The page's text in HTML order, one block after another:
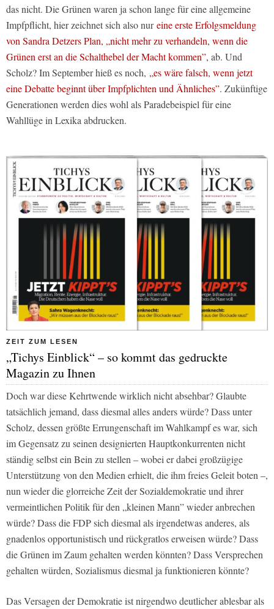
das nicht. Die Grünen waren ja schon lange für eine allgemeine
Impfpflicht, hier zeichnet sich also nureine erste Erfolgsmeldung
von Sandra Detzers Plan, „nicht mehr zu verhandeln, wenn die
Grünen erst an die Schalthebel der Macht kommen”, ab. Und
Scholz? Im September hieß es noch, „es wäre falsch, wenn jetzt
eine Debatte beginnt über Impfplichten und Ähnliches”. Zukünftige
Generationen werden dies wohl als Paradebeispiel für eine
Wahllüge in Lexika abdrucken.
ZEIT ZUM LESEN
„Tichys Einblick“ – so kommt das gedruckte
Magazin zu Ihnen
Doch war diese Kehrtwende wirklich nicht absehbar? Glaubte
tatsächlich jemand, dass diesmal alles anders würde? Dass unter
Scholz, dessen größte Errungenschaft im Wahlkampf es war, sich
im Gegensatz zu seinen designierten Hauptkonkurrenten nicht
ständig selbst ein Bein zu stellen – wobei er dabei großzügige
Unterstützung von den Medien erhielt, die ihm freies Geleit boten –,
nun wieder die glorreiche Zeit der Sozialdemokratie und ihrer
vermeintlichen Politik für den „kleinen Mann” wieder anbrechen
würde? Dass die FDP sich diesmal als irgendetwas anderes, als
gnadenlos opportunistisch und rückgratlos erweisen würde? Dass
die Grünen im Zaum gehalten werden könnten? Dass Versprechen
gehalten würden, Sozialismus diesmal ja funktionieren könnte?
Das Versagen der Demokratie ist nirgendwo deutlicher ablesbar als